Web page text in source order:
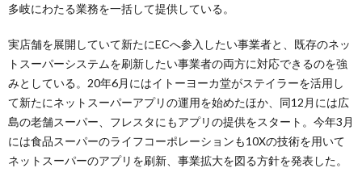
多岐にわたる業務を一括して提供している。
実店舗を展開していて新たにECへ参入したい事業者と、既存のネッ
トスーパーシステムを刷新したい事業者の両方に対応できるのを強
みとしている。20年6月にはイトーヨーカ堂がステイラーを活用し
て新たにネットスーパーアプリの運用を始めたほか、同12月には広
島の老舗スーパー、フレスタにもアプリの提供をスタート。今年3月
には食品スーパーのライフコーポレーションも10Xの技術を用いて
ネットスーパーのアプリを刷新、事業拡大を図る方針を発表した。